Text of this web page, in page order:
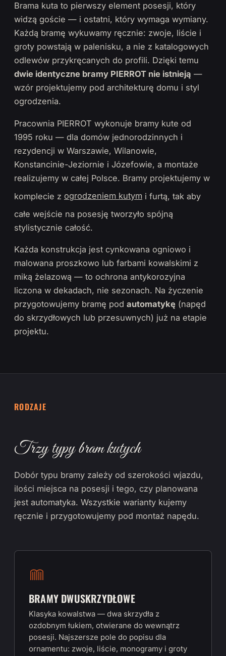
Brama kuta to pierwszy element posesji, który
widzą goście — i ostatni, który wymaga wymiany.
Każdą bramę wykuwamy ręcznie: zwoje, liście i
groty powstają w palenisku, a nie z katalogowych
odlewów przykręcanych do profili. Dzięki temu
dwie identyczne bramy PIERROT nie istnieją —
wzór projektujemy pod architekturę domu i styl
ogrodzenia.
Pracownia PIERROT wykonuje bramy kute od
1995 roku — dla domów jednorodzinnych i
rezydencji w Warszawie, Wilanowie,
Konstancinie-Jeziornie i Józefowie, a montaże
realizujemy w całej Polsce. Bramy projektujemy w
komplecie z ogrodzeniem kutym i furtą, tak aby
całe wejście na posesję tworzyło spójną
stylistycznie całość.
Każda konstrukcja jest cynkowana ogniowo i
malowana proszkowo lub farbami kowalskimi z
miką żelazową — to ochrona antykorozyjna
liczona w dekadach, nie sezonach. Na życzenie
przygotowujemy bramę pod automatykę (napęd
do skrzydłowych lub przesuwnych) już na etapie
projektu.
RODZAJE
Trzy typy bram kutych
Dobór typu bramy zależy od szerokości wjazdu,
ilości miejsca na posesji i tego, czy planowana
jest automatyka. Wszystkie warianty kujemy
ręcznie i przygotowujemy pod montaż napędu.
BRAMY DWUSKRZYDŁOWE
Klasyka kowalstwa — dwa skrzydła z
ozdobnym łukiem, otwierane do wewnątrz
posesji. Najszersze pole do popisu dla
ornamentu: zwoje, liście, monogramy i groty